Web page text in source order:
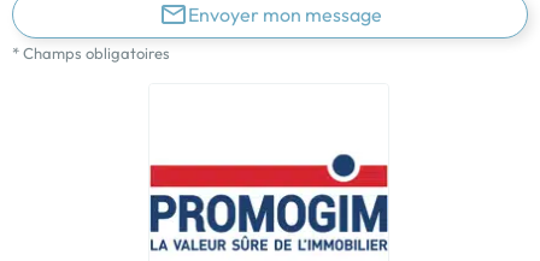
Envoyer mon message
* Champs obligatoires